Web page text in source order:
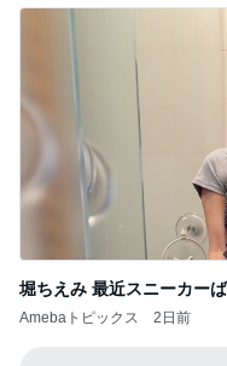
堀ちえみ 最近スニーカー
Amebaトピックス 2日前